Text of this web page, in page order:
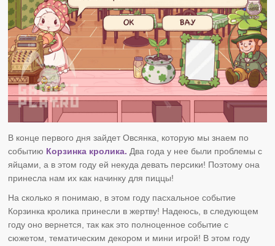
В конце первого дня зайдет Овсянка, которую мы знаем по
событию Корзинка кролика. Два года у нее были проблемы с
яйцами, а в этом году ей некуда девать персики! Поэтому она
принесла нам их как начинку для пиццы!
На сколько я понимаю, в этом году пасхальное событие
Корзинка кролика принесли в жертву! Надеюсь, в следующем
году оно вернется, так как это полноценное событие с
сюжетом, тематическим декором и мини игрой! В этом году